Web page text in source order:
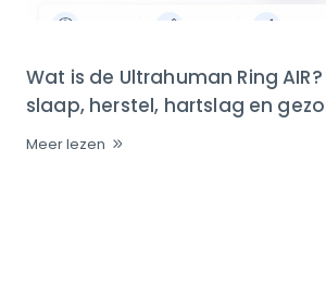
Wat is de Ultrahuman Ring
slaap, herstel, hartslag en
Meer lezen